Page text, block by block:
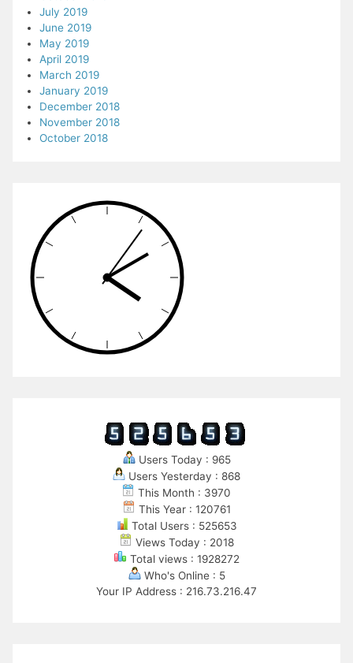
July 2019
June 2019
May 2019
April 2019
March 2019
January 2019
December 2018
November 2018
October 2018
Users Today : 965
Users Yesterday : 868
This Month : 3970
This Year : 120761
Total Users : 525653
Views Today : 2018
Total views : 1928272
Who's Online : 5
Your IP Address : 216.73.216.47